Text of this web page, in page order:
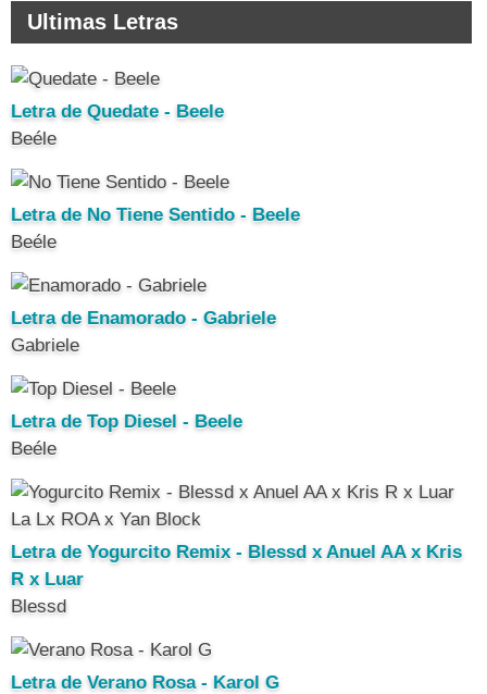
Ultimas Letras
Letra de Quedate - Beele
Beéle
Letra de No Tiene Sentido - Beele
Beéle
Letra de Enamorado - Gabriele
Gabriele
Letra de Top Diesel - Beele
Beéle
Letra de Yogurcito Remix - Blessd x Anuel AA x Kris
R x Luar
Blessd
Letra de Verano Rosa - Karol G